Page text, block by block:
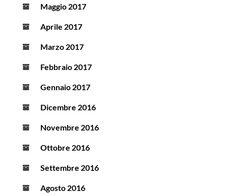
Maggio 2017
Aprile 2017
Marzo 2017
Febbraio 2017
Gennaio 2017
Dicembre 2016
Novembre 2016
Ottobre 2016
Settembre 2016
Agosto 2016